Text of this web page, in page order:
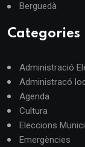
Berguedà
Categories
Administració
Administracó
Agenda
Cultura
Eleccions
Emergències